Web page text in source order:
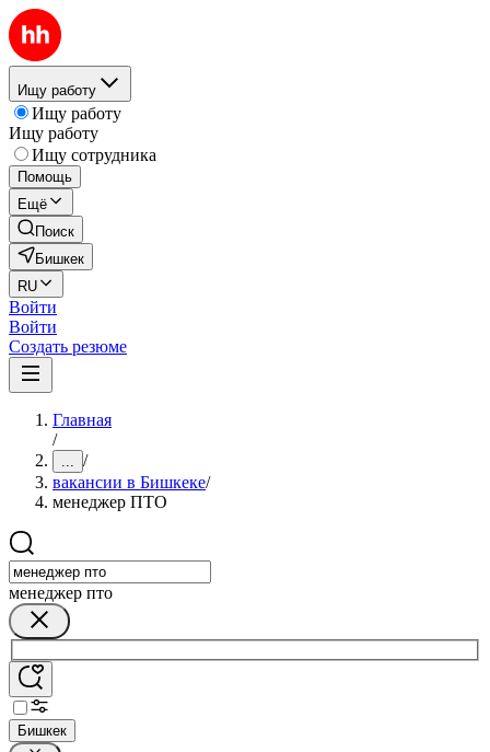
Ищу работу
Ищу работу
Ищу работу
Ищу сотрудника
Помощь
Ещё
Поиск
Бишкек
RU
Войти
Войти
Создать резюме
Главная
/
... /
вакансии в Бишкеке/
менеджер ПТО
менеджер пто
Бишкек